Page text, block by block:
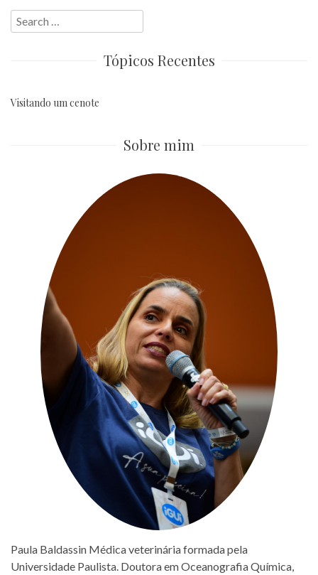
Search
for:
Tópicos Recentes
Visitando um cenote
Sobre mim
Paula Baldassin Médica veterinária formada pela
Universidade Paulista. Doutora em Oceanografia Química,